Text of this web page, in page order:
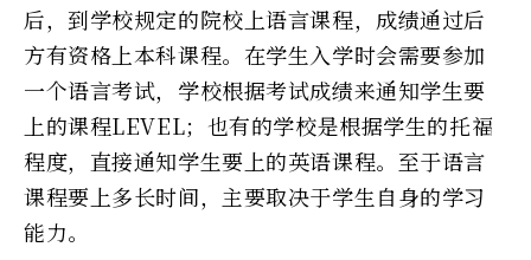
后，到学校规定的院校上语言课程，成绩通过后
方有资格上本科课程。在学生入学时会需要参加
一个语言考试，学校根据考试成绩来通知学生要
上的课程LEVEL；也有的学校是根据学生的托福
程度，直接通知学生要上的英语课程。至于语言
课程要上多长时间，主要取决于学生自身的学习
能力。